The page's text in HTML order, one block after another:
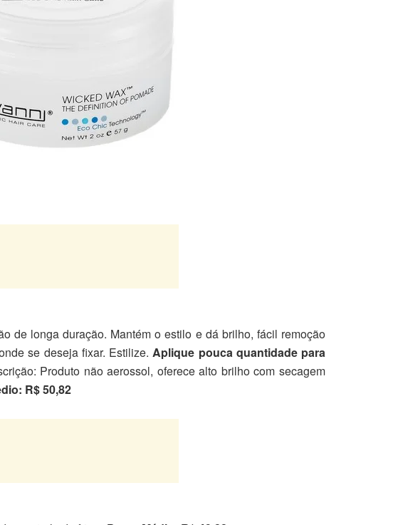
de longa duração. Mantém o estilo e dá brilho, fácil remoção
se deseja fixar. Estilize.Aplique pouca quantidade para
Produto não aerossol, oferece alto brilho com secagem
R$ 50,82